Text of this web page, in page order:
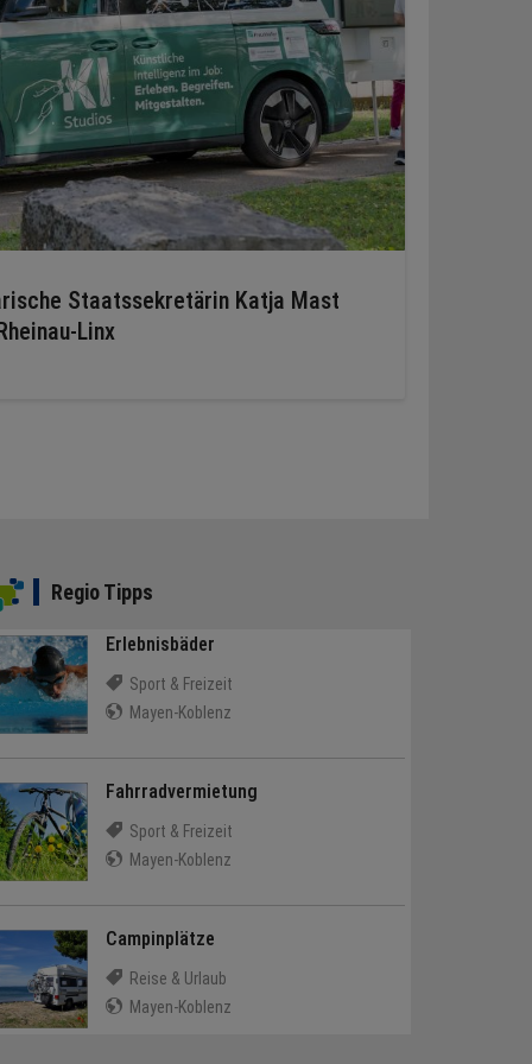
Staatssekretärin Katja Mast
Linx
Regio Tipps
Erlebnisbäder
Sport & Freizeit
Mayen-Koblenz
Fahrradvermietung
Sport & Freizeit
Mayen-Koblenz
Campinplätze
Reise & Urlaub
Mayen-Koblenz